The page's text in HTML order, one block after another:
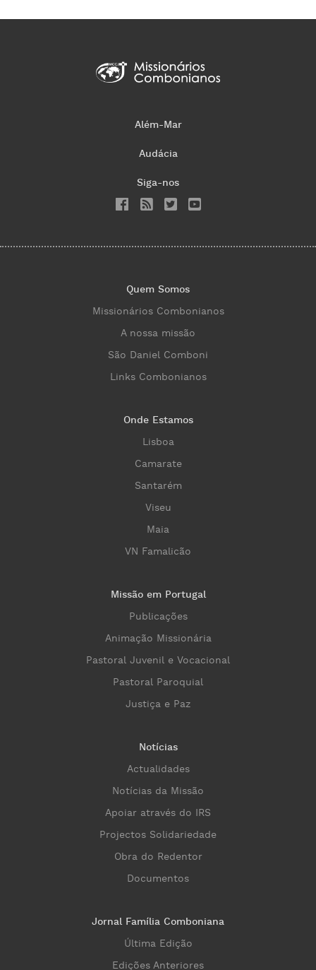
Além-Mar
Audácia
Siga-nos
Quem Somos
Missionários Combonianos
A nossa missão
São Daniel Comboni
Links Combonianos
Onde Estamos
Lisboa
Camarate
Santarém
Viseu
Maia
VN Famalicão
Missão em Portugal
Publicações
Animação Missionária
Pastoral Juvenil e Vocacional
Pastoral Paroquial
Justiça e Paz
Notícias
Actualidades
Notícias da Missão
Apoiar através do IRS
Projectos Solidariedade
Obra do Redentor
Documentos
Jornal Família Comboniana
Última Edição
Edições Anteriores